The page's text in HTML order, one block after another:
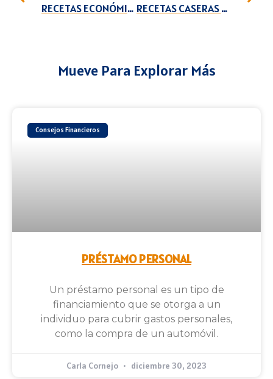
RECETAS ECONÓMICAS CON PLÁTANOS RECETAS CASERAS CON CALABAZA
Mueve Para Explorar Más
Consejos Financieros
PRÉSTAMO PERSONAL
Un préstamo personal es un tipo de
financiamiento que se otorga a un
individuo para cubrir gastos personales,
como la compra de un automóvil.
Carla Cornejo diciembre 30, 2023